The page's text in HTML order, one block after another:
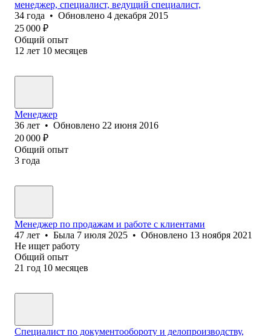
менеджер, специалист, ведущий специалист,
34 года • Обновлено 4 декабря 2015
25 000 ₽
Общий опыт
12 лет 10 месяцев
Менеджер
36 лет • Обновлено 22 июня 2016
20 000 ₽
Общий опыт
3 года
Менеджер по продажам и работе с клиентами
47 лет • Была 7 июля 2025 • Обновлено 13 ноября 2021
Не ищет работу
Общий опыт
21 год 10 месяцев
Специалист по документообороту и делопроизводству,